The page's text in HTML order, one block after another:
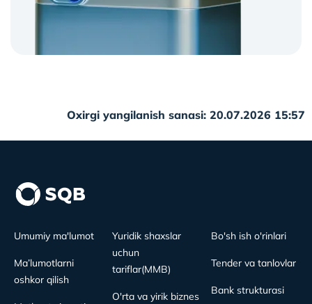
Oxirgi yangilanish sanasi: 20.07.2026 15:57
Umumiy ma'lumot
Ma’lumotlarni
oshkor qilish
Yuridik shaxslar
uchun
tariflar(MMB)
O'rta va yirik biznes
Bo'sh ish o'rinlari
Tender va tanlovlar
Bank strukturasi